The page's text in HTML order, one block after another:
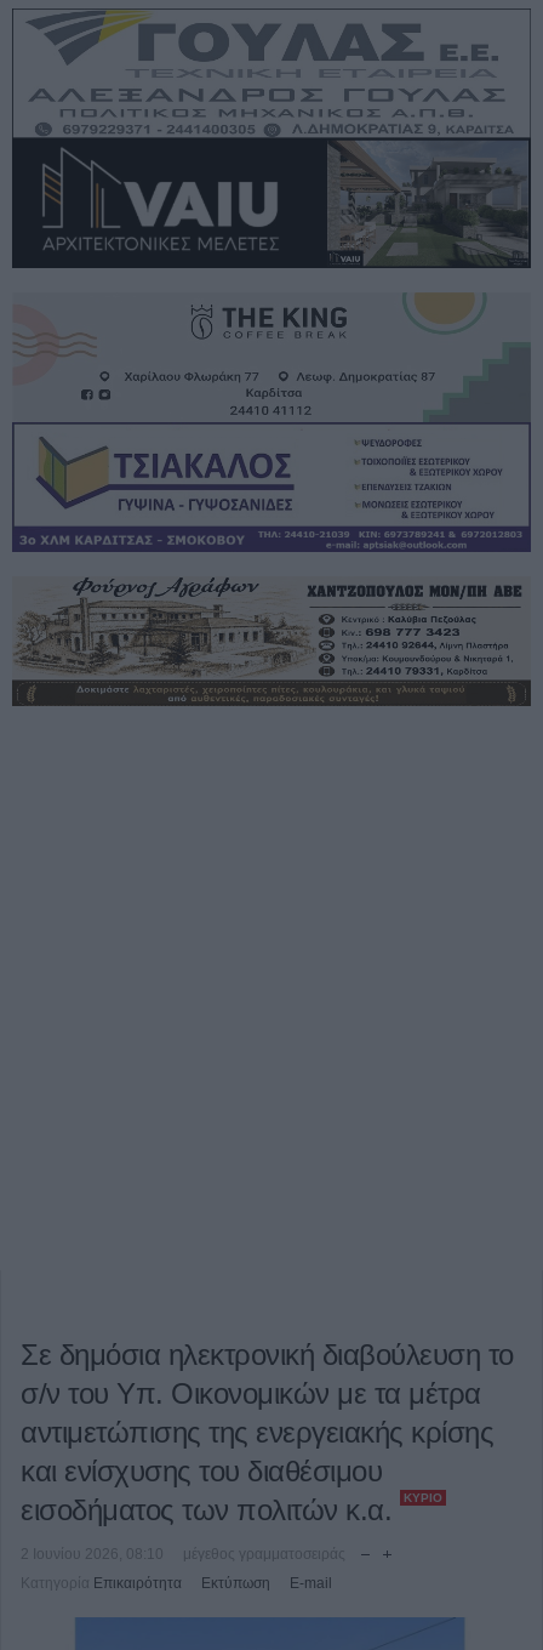
Σε δημόσια ηλεκτρονική διαβούλευση το
σ/ν του Υπ. Οικονομικών με τα μέτρα
αντιμετώπισης της ενεργειακής κρίσης
και ενίσχυσης του διαθέσιμου
εισοδήματος των πολιτών κ.α.
ΚΎΡΙΟ
2 Ιουνίου 2026, 08:10
μέγεθος γραμματοσειράς
Κατηγορία Επικαιρότητα Εκτύπωση E-mail